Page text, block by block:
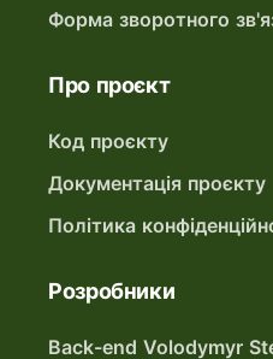
Форма зворотного
Про проєкт
Код проєкту
Документація проєкту
Політика
Розробники
Back-end Volodymyr